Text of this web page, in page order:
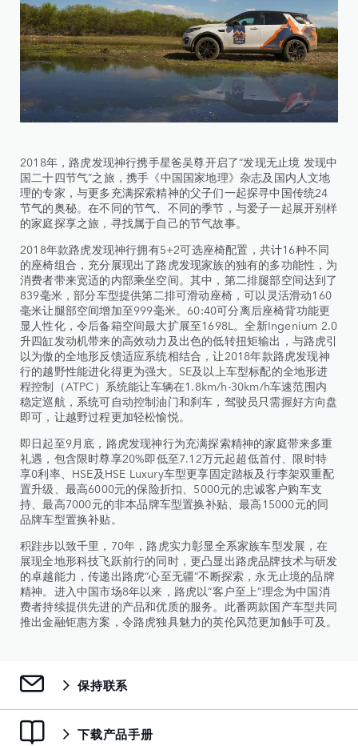
2018年，路虎发现神行携手星爸吴尊开启了“发现无止境 发现中
国二十四节气”之旅，携手《中国国家地理》杂志及国内人文地
理的专家，与更多充满探索精神的父子们一起探寻中国传统24
节气的奥秘。在不同的节气、不同的季节，与爱子一起展开别样
的家庭探享之旅，寻找属于自己的节气故事。
2018年款路虎发现神行拥有5+2可选座椅配置，共计16种不同
的座椅组合，充分展现出了路虎发现家族的独有的多功能性，为
消费者带来宽适的内部乘坐空间。其中，第二排腿部空间达到了
839毫米，部分车型提供第二排可滑动座椅，可以灵活滑动160
毫米让腿部空间增加至999毫米。60:40可分离后座椅背功能更
显人性化，令后备箱空间最大扩展至1698L。全新Ingenium 2.0
升四缸发动机带来的高效动力及出色的低转扭矩输出，与路虎引
以为傲的全地形反馈适应系统相结合，让2018年款路虎发现神
行的越野性能进化得更为强大。SE及以上车型标配的全地形进
程控制（ATPC）系统能让车辆在1.8km/h-30km/h车速范围内
稳定巡航，系统可自动控制油门和刹车，驾驶员只需握好方向盘
即可，让越野过程更加轻松愉悦。
即日起至9月底，路虎发现神行为充满探索精神的家庭带来多重
礼遇，包含限时尊享20%即低至7.12万元起超低首付、限时特
享0利率、HSE及HSE Luxury车型更享固定踏板及行李架双重配
置升级、最高6000元的保险折扣、5000元的忠诚客户购车支
持、最高7000元的非本品牌车型置换补贴、最高15000元的同
品牌车型置换补贴。
积跬步以致千里，70年，路虎实力彰显全系家族车型发展，在
展现全地形科技飞跃前行的同时，更凸显出路虎品牌技术与研发
的卓越能力，传递出路虎“心至无疆“不断探索，永无止境的品牌
精神。进入中国市场8年以来，路虎以“客户至上”理念为中国消
费者持续提供先进的产品和优质的服务。此番两款国产车型共同
推出金融钜惠方案，令路虎独具魅力的英伦风范更加触手可及。
保持联系
下载产品手册